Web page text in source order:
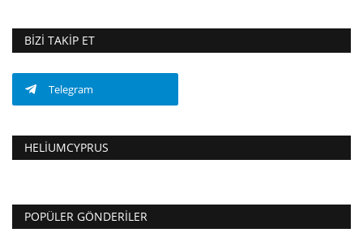
BIZI TAKIP ET
Telegram
HELIUMCYPRUS
POPÜLER GÖNDERILER